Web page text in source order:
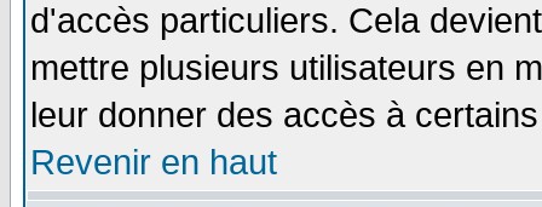
d'accès particuliers. Cela
mettre plusieurs utilisateurs en
leur donner des accès à
Revenir en haut